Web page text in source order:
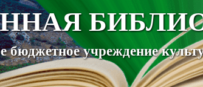
учреждение